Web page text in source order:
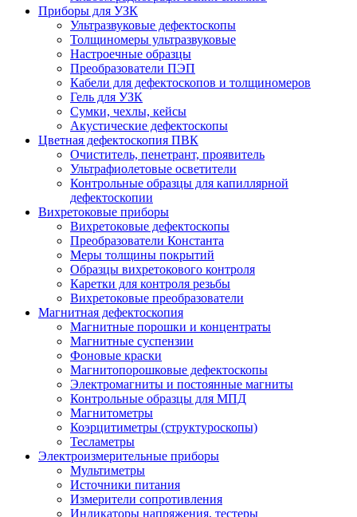
Приборы для УЗК
Ультразвуковые дефектоскопы
Толщиномеры ультразвуковые
Настроечные образцы
Преобразователи ПЭП
Кабели для дефектоскопов и толщиномеров
Гель для УЗК
Сумки, чехлы, кейсы
Акустические дефектоскопы
Цветная дефектоскопия ПВК
Очиститель, пенетрант, проявитель
Ультрафиолетовые осветители
Контрольные образцы для капиллярной
дефектоскопии
Вихретоковые приборы
Вихретоковые дефектоскопы
Преобразователи Константа
Меры толщины покрытий
Образцы вихретокового контроля
Каретки для контроля резьбы
Вихретоковые преобразователи
Магнитная дефектоскопия
Магнитные порошки и концентраты
Магнитные суспензии
Фоновые краски
Магнитопорошковые дефектоскопы
Электромагниты и постоянные магниты
Контрольные образцы для МПД
Магнитометры
Коэрцитиметры (структуроскопы)
Тесламетры
Электроизмерительные приборы
Мультиметры
Источники питания
Измерители сопротивления
Индикаторы напряжения, тестеры